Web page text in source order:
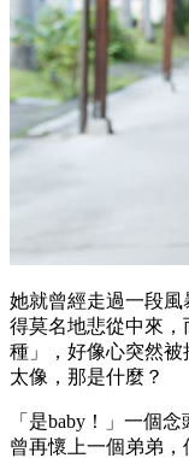
她就曾經走過一段
得莫名地悲從中來
種」，好像心突然
太像，那是什麼？
「是baby！」一個
曾再懷上一個弟弟，